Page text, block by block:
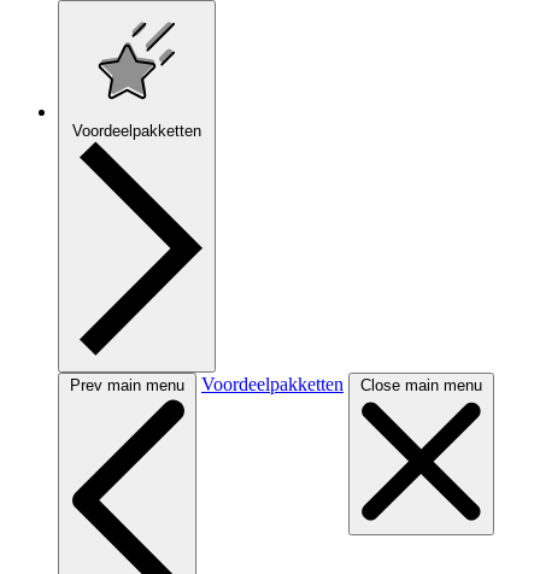
Voordeelpakketten
Prev main menu Voordeelpakketten Close main menu